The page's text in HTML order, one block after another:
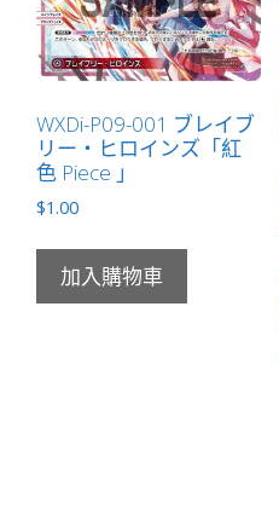
WXDi-P09-001 ブレイブ
リー・ヒロインズ「紅
色 Piece 」
$1.00
加入購物車